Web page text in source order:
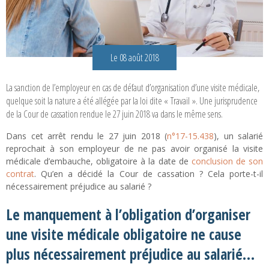
Le 08 août 2018
La sanction de l’employeur en cas de défaut d’organisation d’une visite médicale,
quelque soit la nature a été allégée par la loi dite « Travail ». Une jurisprudence
de la Cour de cassation rendue le 27 juin 2018 va dans le même sens.
Dans cet arrêt rendu le 27 juin 2018 (n°17-15.438), un salarié
reprochait à son employeur de ne pas avoir organisé la visite
médicale d’embauche, obligatoire à la date de conclusion de son
contrat. Qu’en a décidé la Cour de cassation ? Cela porte-t-il
nécessairement préjudice au salarié ?
Le manquement à l’obligation d’organiser
une visite médicale obligatoire ne cause
plus nécessairement préjudice au salarié…